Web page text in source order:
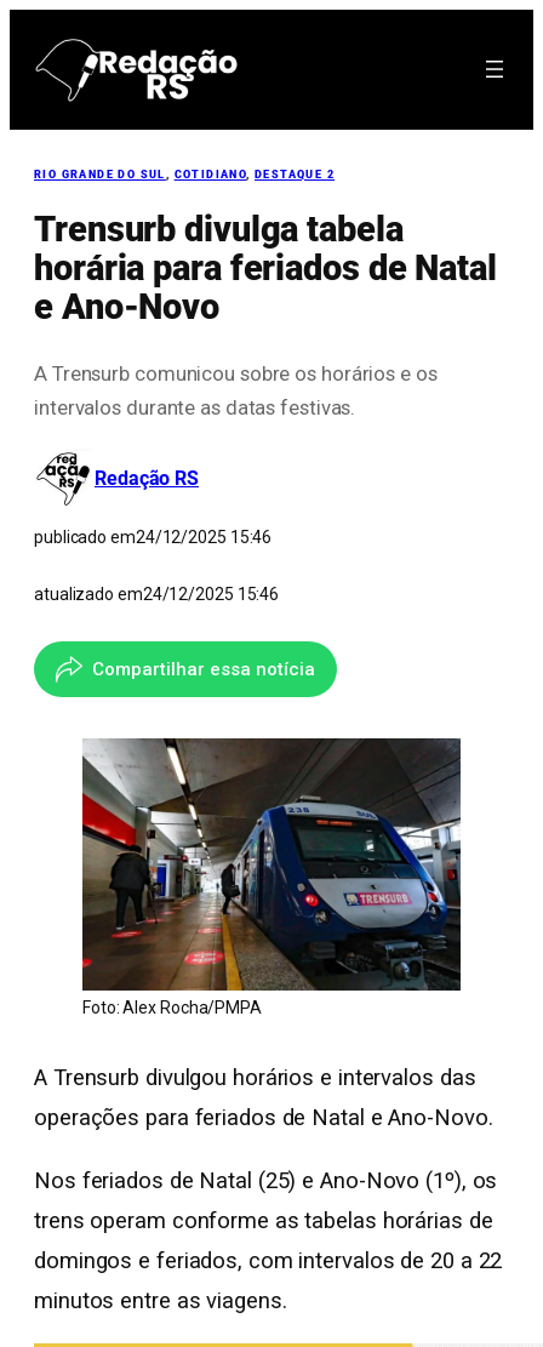
para
RIO GRANDE DO SUL , COTIDIANO, DESTAQUE 2
Trensurb divulga tabela
horária para feriados de Natal
e Ano-Novo
A Trensurb comunicou sobre os horários e os
intervalos durante as datas festivas.
Redação RS
publicado em24/12/2025 15:46
atualizado em24/12/2025 15:46
Compartilhar essa notícia
Foto: Alex Rocha/PMPA
A Trensurb divulgou horários e intervalos das
operações para feriados de Natal e Ano-Novo.
Nos feriados de Natal (25) e Ano-Novo (1º), os
trens operam conforme as tabelas horárias de
domingos e feriados, com intervalos de 20 a 22
minutos entre as viagens.